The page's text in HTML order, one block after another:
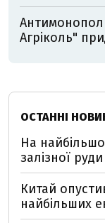
Агріколь"
ОСТАННІ
На
залізної
Китай
найбільших